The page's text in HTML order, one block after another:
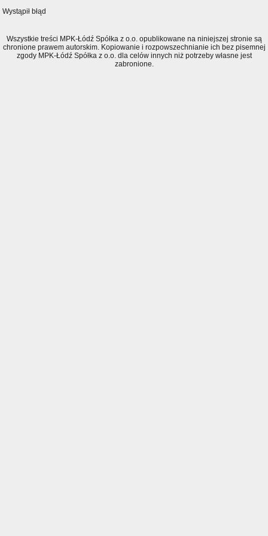
Wystąpił błąd
Wszystkie treści MPK-Łódź Spółka z o.o. opublikowane na niniejszej stronie są
chronione prawem autorskim. Kopiowanie i rozpowszechnianie ich bez pisemnej
zgody MPK-Łódź Spółka z o.o. dla celów innych niż potrzeby własne jest
zabronione.